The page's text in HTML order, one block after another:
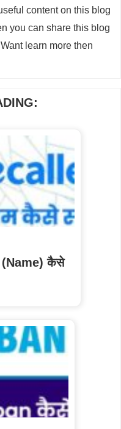
content on this blog
you can share this blog
learn more then
(Name) कैसे